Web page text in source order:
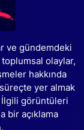
ve gündemdeki
toplumsal olaylar,
hakkında
yer almak
görüntüleri
bir açıklama